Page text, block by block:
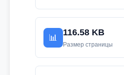
📊
116.58 KB
Размер страницы